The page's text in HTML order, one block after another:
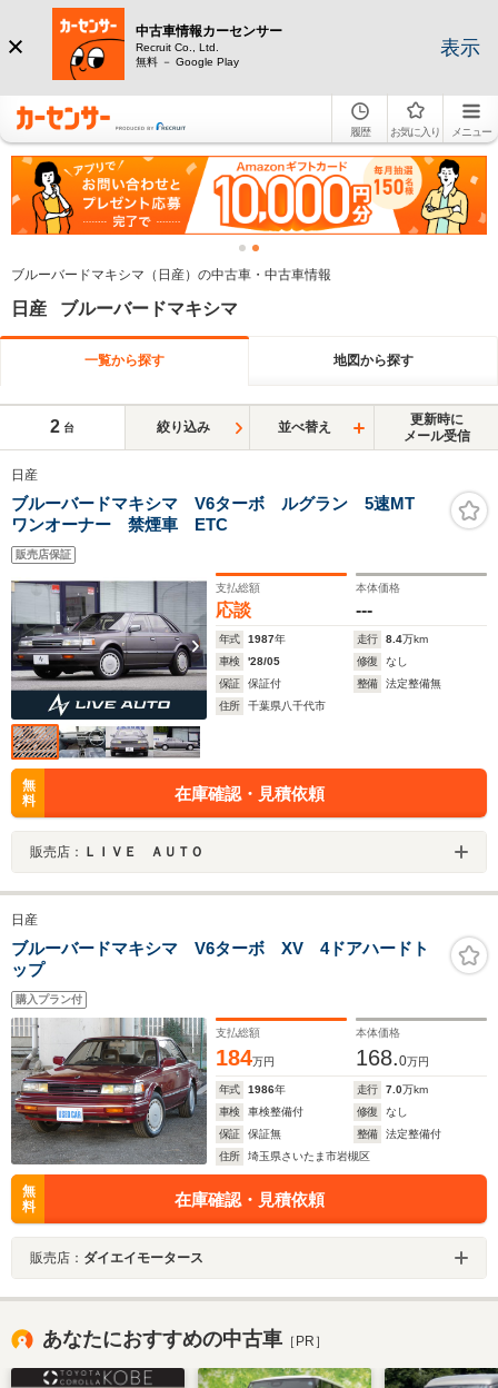
中古車情報カーセンサー
Recruit Co., Ltd.
無料 － Google Play
表示
履歴 お気に入り メニュー
ブルーバードマキシマ（日産）の中古車・中古車情報
日産 ブルーバードマキシマ
一覧から探す 地図から探す
2 台 絞り込み 並べ替え
更新時に
メール受信
日産
ブルーバードマキシマ V6ターボ ルグラン 5速MT
ワンオーナー 禁煙車 ETC
販売店保証
支払総額
応談
本体価格
---
年式 1987年 走行 8.4万km
車検
'28/05 修復
なし
保証
保証付 整備
法定整備無
住所
千葉県八千代市
無
料
在庫確認・見積依頼
販売店： ＬＩＶＥ ＡＵＴＯ
日産
ブルーバードマキシマ V6ターボ XV 4ドアハードト
ップ
購入プラン付
支払総額
184万円
本体価格
168.0万円
年式 1986年 走行 7.0万km
車検
車検整備付 修復
なし
保証
保証無 整備
法定整備付
住所
埼玉県さいたま市岩槻区
無
料
在庫確認・見積依頼
販売店： ダイエイモータース
あなたにおすすめの中古車 ［PR］